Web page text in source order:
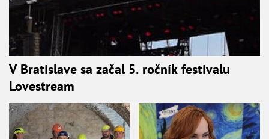
V Bratislave sa začal 5. ročník festivalu
Lovestream